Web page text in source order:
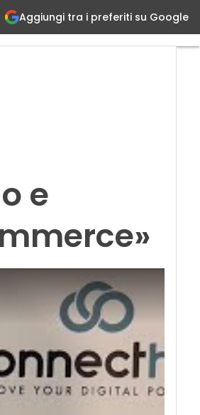
Aggiungi tra i preferiti su Google
Thun: «Coniugando fisico e
e